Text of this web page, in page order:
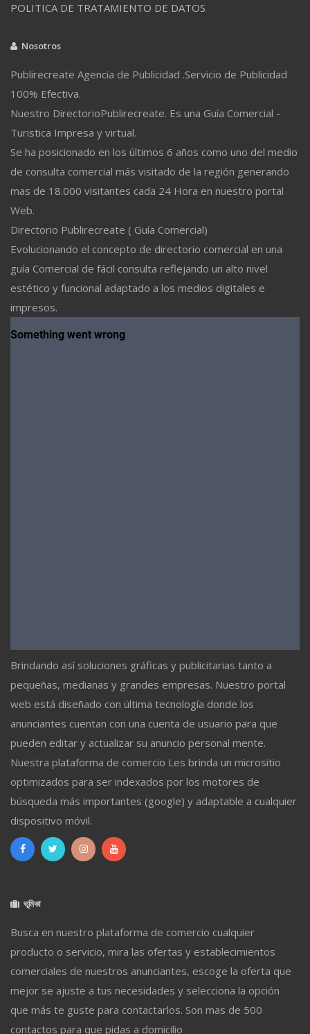
POLITICA DE TRATAMIENTO DE DATOS
Nosotros
Publirecreate Agencia de Publicidad .Servicio de Publicidad
100% Efectiva.
Nuestro DirectorioPublirecreate. Es una Guía Comercial -
Turistica Impresa y virtual.
Se ha posicionado en los últimos 6 años como uno del medio
de consulta comercial más visitado de la región generando
mas de 18.000 visitantes cada 24 Hora en nuestro portal
Web.
Directorio Publirecreate ( Guía Comercial)
Evolucionando el concepto de directorio comercial en una
guía Comercial de fácil consulta reflejando un alto nivel
estético y funcional adaptado a los medios digitales e
impresos.
Brindando así soluciones gráficas y publicitarias tanto a
pequeñas, medianas y grandes empresas. Nuestro portal
web está diseñado con última tecnología donde los
anunciantes cuentan con una cuenta de usuario para que
pueden editar y actualizar su anuncio personal mente.
Nuestra plataforma de comercio Les brinda un micrositio
optimizados para ser indexados por los motores de
búsqueda más importantes (google) y adaptable a cualquier
dispositivo móvil.
ভূমিকা
Busca en nuestro plataforma de comercio cualquier
producto o servicio, mira las ofertas y establecimientos
comerciales de nuestros anunciantes, escoge la oferta que
mejor se ajuste a tus necesidades y selecciona la opción
que más te guste para contactarlos. Son mas de 500
contactos para que pidas a domicilio